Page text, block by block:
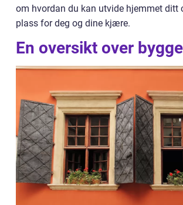
om hvordan du kan utvide hjemmet ditt
plass for deg og dine kjære.
En oversikt over